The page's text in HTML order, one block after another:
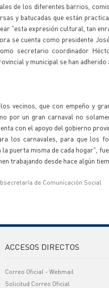
de los diferentes barrios,
y batucadas que están
"esta expresión cultural, tan
se cuenta como presidente
secretario coordinador
y municipal se han
vecinos, que con empeño y
por un gran carnaval no
con el apoyo del gobierno
los carnavales, para que los
puerta misma de cada hogar",
trabajando desde hace algún
de Comunicación Social
ACCESOS DIRECTOS
Correo Oficial - Webmail
Solicitud Correo Oficial